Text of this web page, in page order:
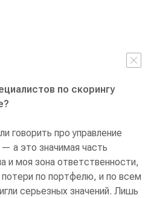
по скорингу
говорить про управление
а это значимая часть
и моя зона ответственности,
по портфелю, и по всем
серьезных значений. Лишь